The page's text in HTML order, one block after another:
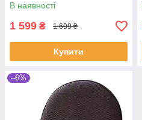
В наявності
1 599 ₴ 1 699 ₴
Купити
–6%